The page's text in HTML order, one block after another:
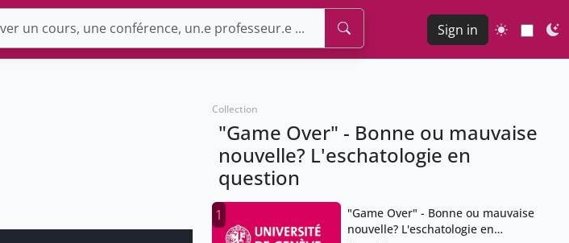
Sign in
Collection
"Game Over" - Bonne ou mauvaise
nouvelle? L'eschatologie en
question
1
"Game Over" - Bonne ou mauvaise
nouvelle? L'eschatologie en